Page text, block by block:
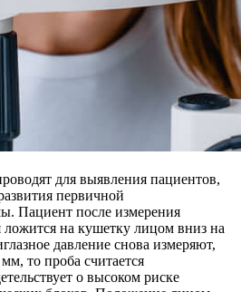
для выявления пациентов,
первичной
Пациент после измерения
ложится на кушетку лицом вниз на
давление снова измеряют,
то проба считается
о высоком риске